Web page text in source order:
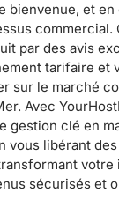
bienvenue, et
commercial.
par des avis
tarifaire et
sur le marché
Avec
gestion clé en
vous libérant
votre
sécurisés et